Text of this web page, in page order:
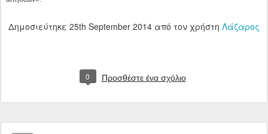
ΧΩΡΙΣ ΑΛΛΑΓΕΣ ΤΟ ΣΥΣΤΗΜΑ
ΠΡΟΣΒΑΣΗΣ-ΕΠΑΝΑΦΟΡΑ
ΠΛΗΡΟΦΟΡΙΚΗΣ ΣΤΙΣ ΠΑΝΕΛΛΑΔΙΚΕΣ